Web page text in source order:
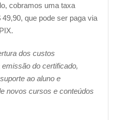
cobramos uma taxa
que pode ser paga via
dos custos
do certificado,
ao aluno e
novos cursos e conteúdos